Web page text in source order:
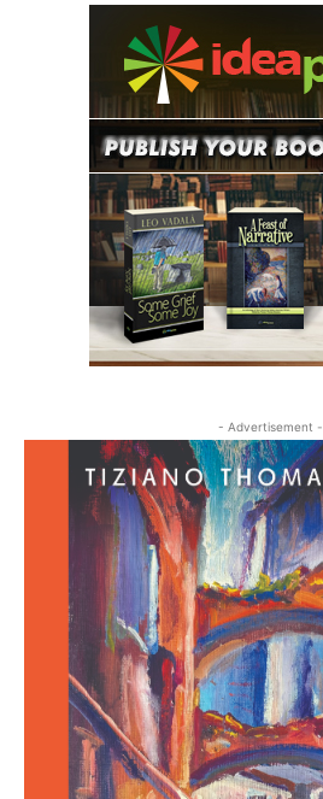
- Advertisement -